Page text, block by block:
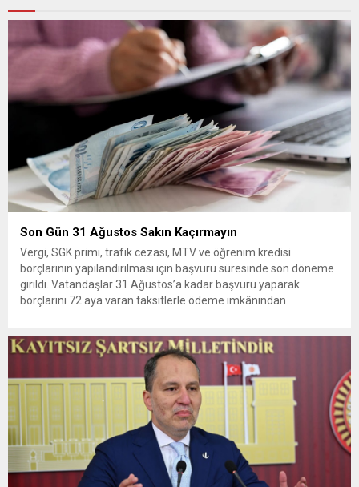
Son Gün 31 Ağustos Sakın Kaçırmayın
Vergi, SGK primi, trafik cezası, MTV ve öğrenim kredisi
borçlarının yapılandırılması için başvuru süresinde son döneme
girildi. Vatandaşlar 31 Ağustos’a kadar başvuru yaparak
borçlarını 72 aya varan taksitlerle ödeme imkânından
başvurular 31 Ağustos tarihinde sona eriyor. Hak sahiplerine 72